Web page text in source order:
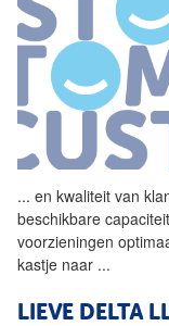
... en kwaliteit van
beschikbare
voorzieningen
kastje naar ...
LIEVE DELTA